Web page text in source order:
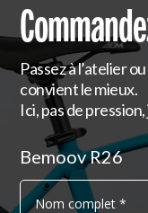
Passez à l’atelier
convient le mieux.
Ici, pas de
Bemoov R26